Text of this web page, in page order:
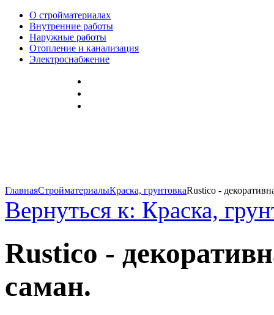
О стройматериалах
Внутренние работы
Наружные работы
Отопление и канализация
Электроснабжение
ГлавнаяСтройматериалыКраска, грунтовкаRustico -
Вернуться к: Краска,
Rustico -
саман.